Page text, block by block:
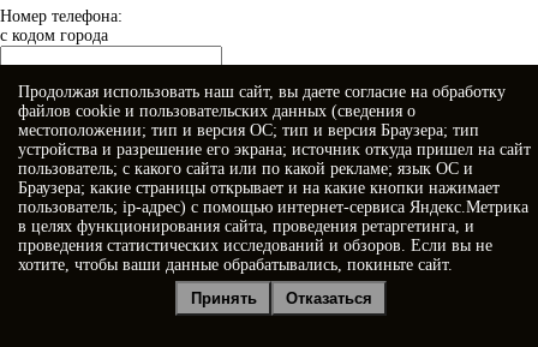
Номер телефона:
с кодом города
Когда позвонить?
Я принимаю условияПолитики конфиденциальности
согласие на обработку персональных данных
Продолжая использовать наш сайт, вы даете согласие на обработку
файлов cookie и пользовательских данных (сведения о
местоположении; тип и версия ОС; тип и версия Браузера; тип
устройства и разрешение его экрана; источник откуда пришел на сайт
пользователь; с какого сайта или по какой рекламе; язык ОС и
Браузера; какие страницы открывает и на какие кнопки нажимает
пользователь; ip-адрес) с помощью интернет-сервиса Яндекс.Метрика
в целях функционирования сайта, проведения ретаргетинга, и
проведения статистических исследований и обзоров. Если вы не
хотите, чтобы ваши данные обрабатывались, покиньте сайт.
Принять
Отказаться